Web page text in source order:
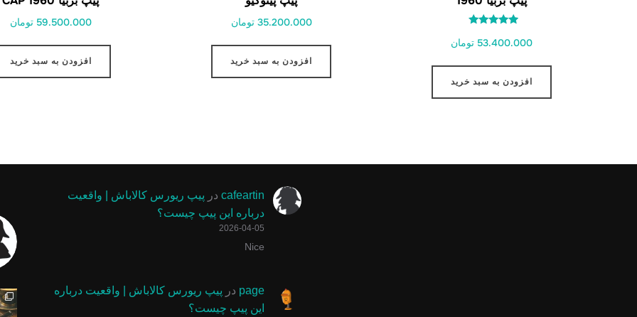
5.00
53.400.000 تومان
افزودن به سبد خرید
35.200.000 تومان
افزودن به سبد خرید
59.500.000 تومان
افزودن به سبد خرید
cafeartin در پیپ ریورس کالاباش | واقعیت
درباره این پیپ چیست؟
2026-04-05
Nice
page در پیپ ریورس کالاباش | واقعیت درباره
این پیپ چیست؟
چوب سیگار ایتالیایی برابر گلد امکان استفاده از فیل
پیپ ولکانو یا آتشفشان یکی از خاص ترین
با پول زیاد وارد کسب و
یه عده